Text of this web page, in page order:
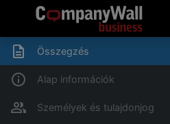
Összegzés
Alap információk
Személyek és tulajdonjog